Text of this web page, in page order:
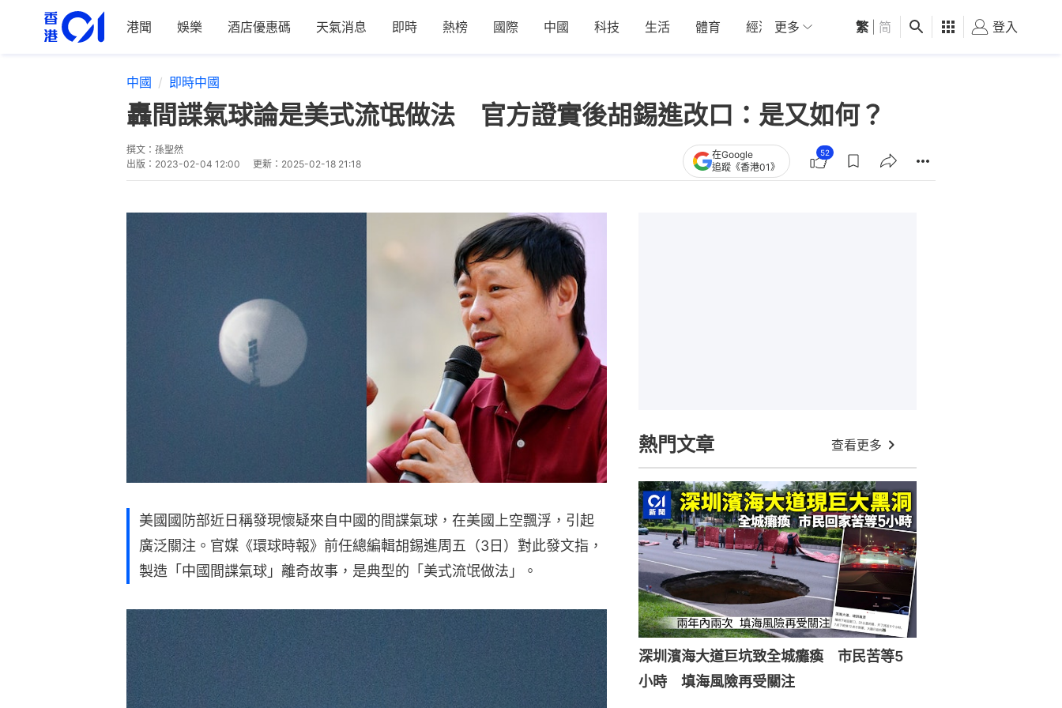
港聞 娛樂 酒店優惠碼 天氣消息 即時 熱榜 國際 中國 科技 生活 體育 經濟 01深圳 觀點 健康 好食玩飛
更多 繁 简 登入
中國 即時中國
轟間諜氣球論是美式流氓做法 官方證實後胡錫進改口：是又如何？
撰文： 孫聖然
出版： 2023-02-04 12:00 更新： 2025-02-18 21:18
在Google
追蹤《香港01》
52
美國國防部近日稱發現懷疑來自中國的間諜氣球，在美國上空飄浮，引起
廣泛關注。官媒《環球時報》前任總編輯胡錫進周五（3日）對此發文指，
製造「中國間諜氣球」離奇故事，是典型的「美式流氓做法」。
熱門文章 查看更多
深圳濱海大道巨坑致全城癱瘓 市民苦等5
小時 填海風險再受關注